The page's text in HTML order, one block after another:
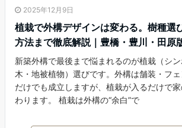
2025年12月9日
植栽で外構デザインは変わる。樹種選
方法まで徹底解説｜豊橋・豊川・田原
新築外構で最後まで悩まれるのが植栽（シ
木・地被植物）選びです。外構は舗装・フ
だけでも成立しますが、植栽が入るだけで
わります。 植栽は外構の“余白”で